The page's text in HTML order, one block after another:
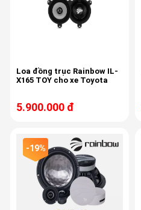
Loa đồng trục Rainbow IL-
X165 TOY cho xe Toyota
5.900.000 đ
-19%